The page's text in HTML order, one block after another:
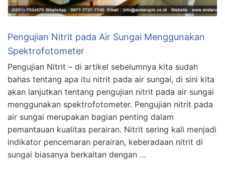
Pengujian Nitrit pada Air Sungai Menggunakan
Spektrofotometer
Pengujian Nitrit – di artikel sebelumnya kita sudah
bahas tentang apa itu nitrit pada air sungai, di sini kita
akan lanjutkan tentang pengujian nitrit pada air sungai
menggunakan spektrofotometer. Pengujian nitrit pada
air sungai merupakan bagian penting dalam
pemantauan kualitas perairan. Nitrit sering kali menjadi
indikator pencemaran perairan, keberadaan nitrit di
sungai biasanya berkaitan dengan …